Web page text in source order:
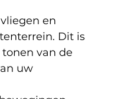
en
Dit is
van de
uw